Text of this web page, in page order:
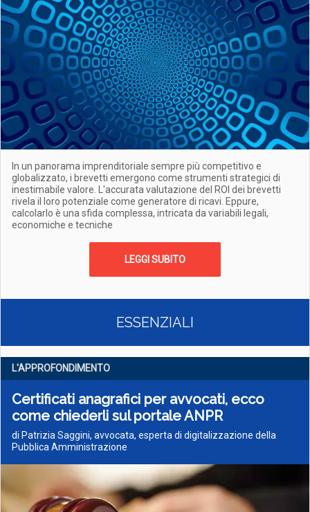
In un panorama imprenditoriale sempre più competitivo e
globalizzato, i brevetti emergono come strumenti strategici di
inestimabile valore. L'accurata valutazione del ROI dei brevetti
rivela il loro potenziale come generatore di ricavi. Eppure,
calcolarlo è una sfida complessa, intricata da variabili legali,
economiche e tecniche
LEGGI SUBITO
ESSENZIALI
L'APPROFONDIMENTO
Certificati anagrafici per avvocati, ecco
come chiederli sul portale ANPR
di Patrizia Saggini, avvocata, esperta di digitalizzazione della
Pubblica Amministrazione